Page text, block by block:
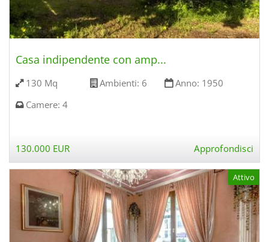
Casa indipendente con amp...
130 Mq Ambienti: 6 Anno: 1950
Camere: 4
130.000 EUR Approfondisci
Attivo